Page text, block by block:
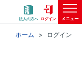
法人の方へ ログイン メニュー
ホーム ログイン